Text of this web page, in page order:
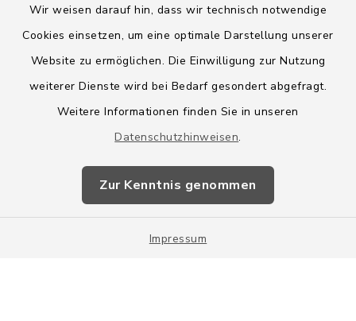
Wir weisen darauf hin, dass wir technisch notwendige
Cookies einsetzen, um eine optimale Darstellung unserer
Website zu ermöglichen. Die Einwilligung zur Nutzung
weiterer Dienste wird bei Bedarf gesondert abgefragt.
Weitere Informationen finden Sie in unseren
Datenschutzhinweisen.
Zur Kenntnis genommen
Impressum
Barrierefreiheit
Impressum
Sitemap